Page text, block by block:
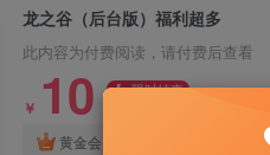
龙之谷（后台版）福利超多
此内容为付费阅读，请付费后查看
￥ 10 限时特惠
黄金会员